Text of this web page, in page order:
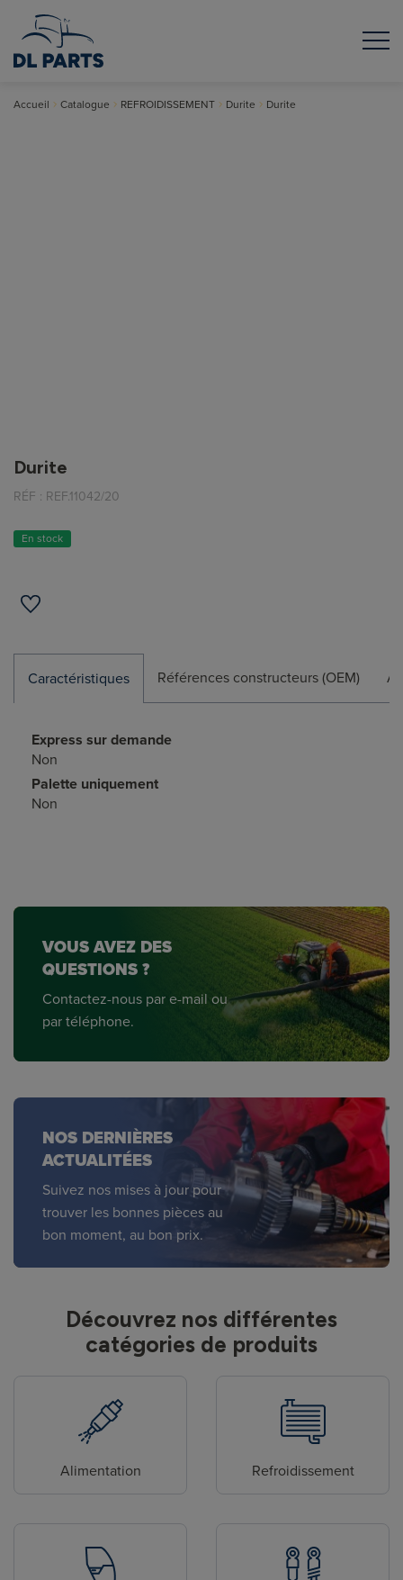
Accueil Catalogue REFROIDISSEMENT Durite Durite
Durite
RÉF : REF.11042/20
En stock
Caractéristiques Références constructeurs (OEM)
Express sur demande
Non
Palette uniquement
Non
VOUS AVEZ DES
QUESTIONS ?
Contactez-nous par e-mail ou
par téléphone.
NOS DERNIÈRES
ACTUALITÉES
Suivez nos mises à jour pour
trouver les bonnes pièces au
bon moment, au bon prix.
Découvrez nos différentes
catégories de produits
Alimentation Refroidissement